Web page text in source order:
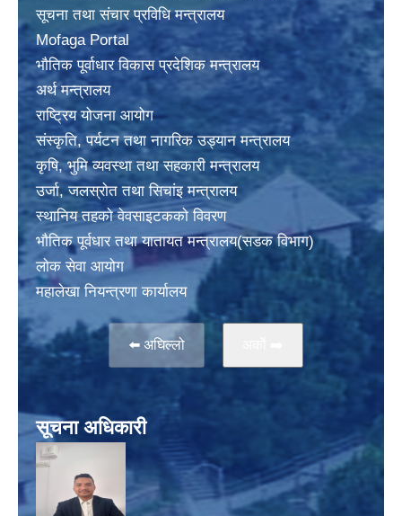
सूचना तथा संचार प्रविधि मन्त्रालय
Mofaga Portal
भाैतिक पूर्वाधार विकास प्रदेशिक मन्त्रालय
अर्थ मन्त्रालय
राष्ट्रिय योजना आयोग
संस्कृति, पर्यटन तथा नागरिक उड्यान मन्त्रालय
कृषि, भुमि व्यवस्था तथा सहकारी मन्त्रालय
उर्जा, जलस्राेत तथा सिचांइ मन्त्रालय
स्थानिय तहकाे वेवसाइटककाे विवरण
भाैतिक पूर्वधार तथा यातायत मन्त्रालय(सडक विभाग)
लाेक सेवा आयोग
महालेखा नियन्त्रणा कार्यालय
⬅️ अघिल्लो
सूचना अधिकारी